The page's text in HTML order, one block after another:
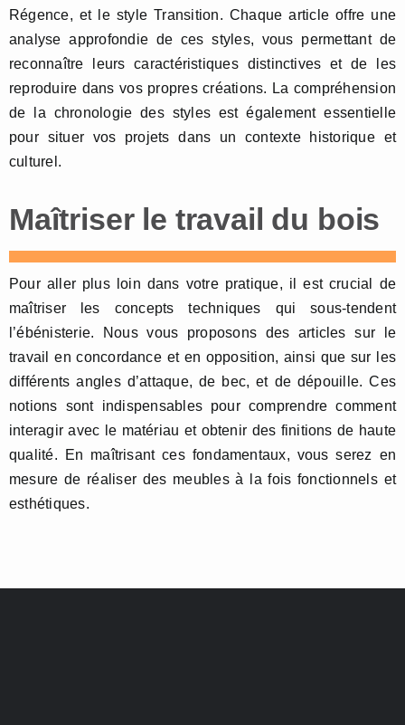
Régence, et le style Transition. Chaque article offre une
analyse approfondie de ces styles, vous permettant de
reconnaître leurs caractéristiques distinctives et de les
reproduire dans vos propres créations. La compréhension
de la chronologie des styles est également essentielle
pour situer vos projets dans un contexte historique et
culturel.
Maîtriser le travail du bois
Pour aller plus loin dans votre pratique, il est crucial de
maîtriser les concepts techniques qui sous-tendent
l’ébénisterie. Nous vous proposons des articles sur le
travail en concordance et en opposition, ainsi que sur les
différents angles d’attaque, de bec, et de dépouille. Ces
notions sont indispensables pour comprendre comment
interagir avec le matériau et obtenir des finitions de haute
qualité. En maîtrisant ces fondamentaux, vous serez en
mesure de réaliser des meubles à la fois fonctionnels et
esthétiques.